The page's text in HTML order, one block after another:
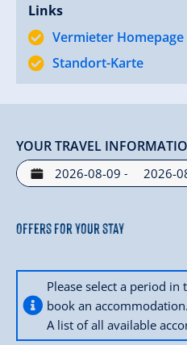
Links
Vermieter Homepage
Standort-Karte
YOUR TRAVEL
-
Offers for your stay
Please select a period
book an accommodation.
A list of all available